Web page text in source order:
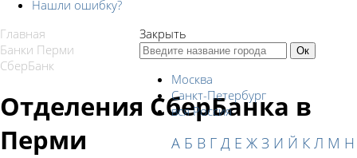
Нашли ошибку?
Закрыть
Москва
Санкт-Петербург
вся Россия
А Б В Г Д Е Ж З И Й К Л М Н
Главная
Банки Перми
СберБанк
Отделения СберБанка в
Перми